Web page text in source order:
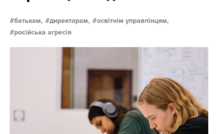
батькам, директорам,
освітнім управлінцям,
російська агресія